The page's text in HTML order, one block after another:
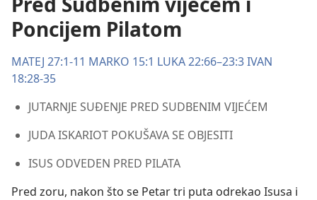
Poncijem Pilatom
MATEJ 27:1-11 MARKO 15:1 LUKA 22:66–23:3IVAN
18:28-35
JUTARNJE SUĐENJE PRED SUDBENIM VIJEĆEM
JUDA ISKARIOT POKUŠAVA SE OBJESITI
ISUS ODVEDEN PRED PILATA
Pred zoru, nakon što se Petar tri puta odrekao Isusa i